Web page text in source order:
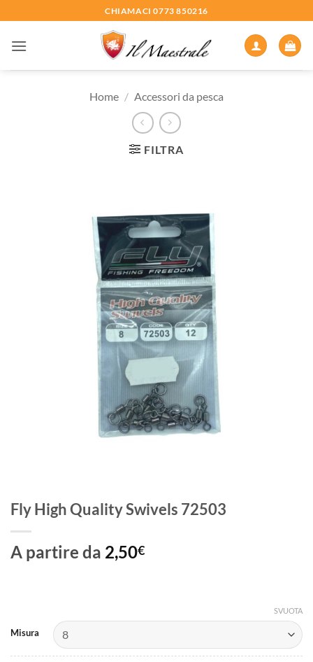
ai
contenuti
CHIAMACI 0773 850216
Home / Accessori da pesca
FILTRA
Fly High Quality Swivels 72503
A partire da 2,50€
Misura
SVUOTA